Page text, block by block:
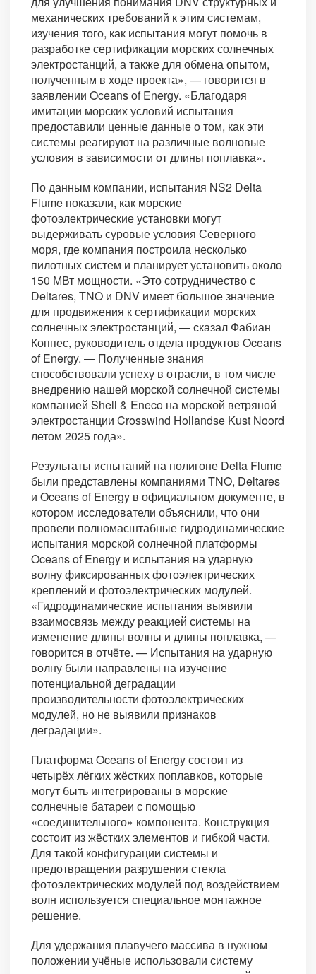
механических требований к этим системам,
изучения того, как испытания могут помочь в
разработке сертификации морских солнечных
электростанций, а также для обмена опытом,
полученным в ходе проекта», — говорится в
заявлении Oceans of Energy. «Благодаря
имитации морских условий испытания
предоставили ценные данные о том, как эти
системы реагируют на различные волновые
условия в зависимости от длины поплавка».
По данным компании, испытания NS2 Delta
Flume показали, как морские
фотоэлектрические установки могут
выдерживать суровые условия Северного
моря, где компания построила несколько
пилотных систем и планирует установить около
150 МВт мощности. «Это сотрудничество с
Deltares, TNO и DNV имеет большое значение
для продвижения к сертификации морских
солнечных электростанций, — сказал Фабиан
Коппес, руководитель отдела продуктов Oceans
of Energy. — Полученные знания
способствовали успеху в отрасли, в том числе
внедрению нашей морской солнечной системы
компанией Shell & Eneco на морской ветряной
электростанции Crosswind Hollandse Kust Noord
летом 2025 года».
Результаты испытаний на полигоне Delta Flume
были представлены компаниями TNO, Deltares
и Oceans of Energy в официальном документе, в
котором исследователи объяснили, что они
провели полномасштабные гидродинамические
испытания морской солнечной платформы
Oceans of Energy и испытания на ударную
волну фиксированных фотоэлектрических
креплений и фотоэлектрических модулей.
«Гидродинамические испытания выявили
взаимосвязь между реакцией системы на
изменение длины волны и длины поплавка, —
говорится в отчёте. — Испытания на ударную
волну были направлены на изучение
потенциальной деградации
производительности фотоэлектрических
модулей, но не выявили признаков
деградации».
Платформа Oceans of Energy состоит из
четырёх лёгких жёстких поплавков, которые
могут быть интегрированы в морские
солнечные батареи с помощью
«соединительного» компонента. Конструкция
состоит из жёстких элементов и гибкой части.
Для такой конфигурации системы и
предотвращения разрушения стекла
фотоэлектрических модулей под воздействием
волн используется специальное монтажное
решение.
Для удержания плавучего массива в нужном
положении учёные использовали систему